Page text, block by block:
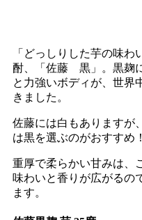
「どっしりした芋の味
酎、「佐藤 黒」。黒麹
と力強いボディが、世界
きました。
佐藤には白もありますが
は黒を選ぶのがおすすめ！
重厚で柔らかい甘みは、
味わいと香りが広がるの
ます。